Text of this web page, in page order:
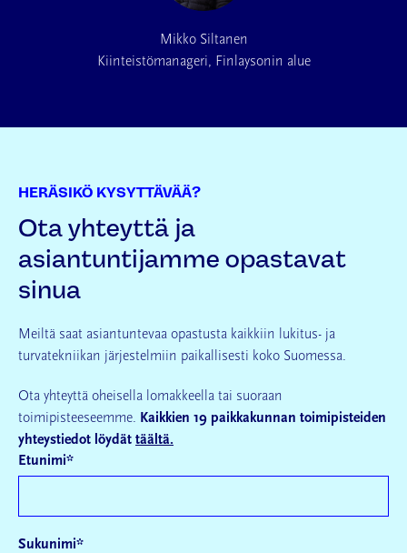
Mikko Siltanen
Kiinteistömanageri, Finlaysonin alue
HERÄSIKÖ KYSYTTÄVÄÄ?
Ota yhteyttä ja
asiantuntijamme opastavat
sinua
Meiltä saat asiantuntevaa opastusta kaikkiin lukitus- ja
turvatekniikan järjestelmiin paikallisesti koko Suomessa.
Ota yhteyttä oheisella lomakkeella tai suoraan
toimipisteeseemme. Kaikkien 19 paikkakunnan toimipisteiden
yhteystiedot löydät täältä.
Etunimi*
Sukunimi*